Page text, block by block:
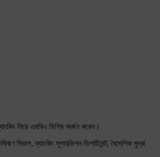
নিয়ে এমবিএ ডিগ্রি অর্জন করেন।
বিভাগ, ব্যাংকিং সুপারভিশন ডিপার্টমেন্ট, বৈদেশিক মুদ্রা